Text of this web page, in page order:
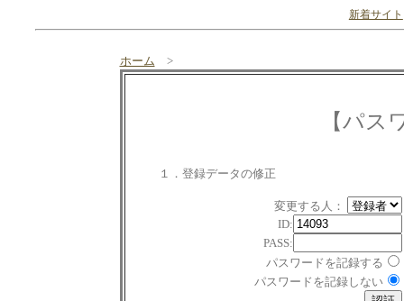
新着サイト
ホーム >
【パス
１．登録データの修正
変更する人：
ID:
PASS:
パスワードを記録する
パスワードを記録しない